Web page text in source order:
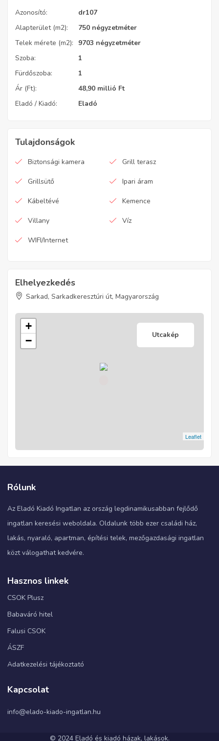
Azonosító:
dr107
Alapterület (m2):
750 négyzetméter
Telek mérete (m2):
9703 négyzetméter
Szoba:
1
Fürdőszoba:
1
Ár (Ft):
48,90 millió Ft
Eladó / Kiadó:
Eladó
Tulajdonságok
Biztonsági kamera Grill terasz
Grillsütő Ipari áram
Kábeltévé Kemence
Villany Víz
WIFI/Internet
Elhelyezkedés
Sarkad, Sarkadkeresztúri út, Magyarország
+
−
Leaflet
Utcakép
Rólunk
Az Eladó Kiadó Ingatlan az ország legdinamikusabban fejlődő
ingatlan keresési weboldala. Oldalunk több ezer családi ház,
lakás, nyaraló, apartman, építési telek, mezőgazdasági ingatlan
közt válogathat kedvére.
Hasznos linkek
CSOK Plusz
Babaváró hitel
Falusi CSOK
ÁSZF
Adatkezelési tájékoztató
Kapcsolat
info@elado-kiado-ingatlan.hu
© 2024 Eladó és kiadó házak, lakások.